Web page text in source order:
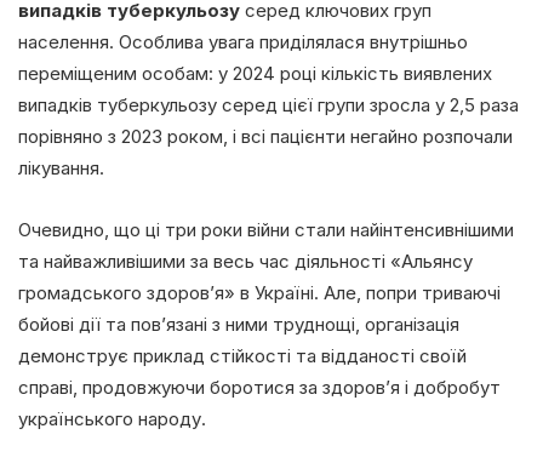
випадків туберкульозу серед ключових груп
населення. Особлива увага приділялася внутрішньо
переміщеним особам: у 2024 році кількість виявлених
випадків туберкульозу серед цієї групи зросла у 2,5 раза
порівняно з 2023 роком, і всі пацієнти негайно розпочали
лікування.
Очевидно, що ці три роки війни стали найінтенсивнішими
та найважливішими за весь час діяльності «Альянсу
громадського здоров’я» в Україні. Але, попри триваючі
бойові дії та пов’язані з ними труднощі, організація
демонструє приклад стійкості та відданості своїй
справі, продовжуючи боротися за здоров’я і добробут
українського народу.